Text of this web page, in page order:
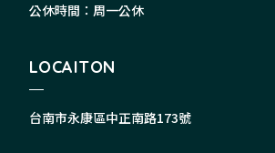
公休時間：周一公休
LOCAITON
台南市永康區中正南路173號